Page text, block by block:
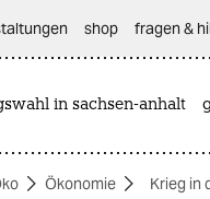
shop fragen &
in sachsen-anhalt
Ökonomie Krieg in